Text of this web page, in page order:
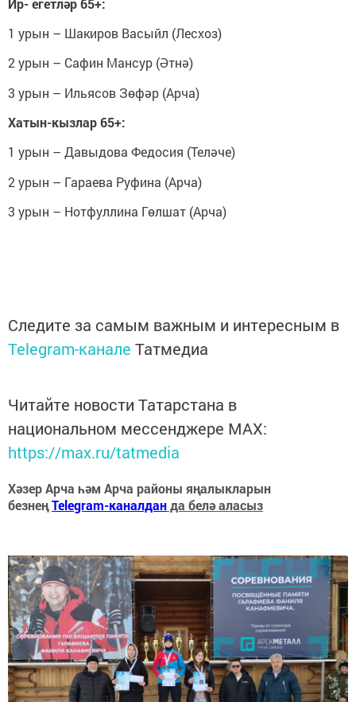
Ир- егетләр 65+:
1 урын – Шакиров Васыйл (Лесхоз)
2 урын – Сафин Мансур (Әтнә)
3 урын – Ильясов Зөфәр (Арча)
Хатын-кызлар 65+:
1 урын – Давыдова Федосия (Теләче)
2 урын – Гараева Руфина (Арча)
3 урын – Нотфуллина Гөлшат (Арча)
Следите за самым важным и интересным в
Telegram-канале Татмедиа
Читайте новости Татарстана в
национальном мессенджере MАХ:
https://max.ru/tatmedia
Хәзер Арча һәм Арча районы яңалыкларын
безнеңTelegram-каналданда белә аласыз